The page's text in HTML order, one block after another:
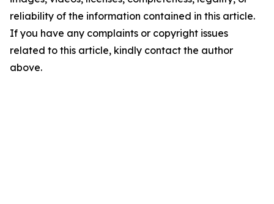
reliability of the information contained in this article.
If you have any complaints or copyright issues
related to this article, kindly contact the author
above.